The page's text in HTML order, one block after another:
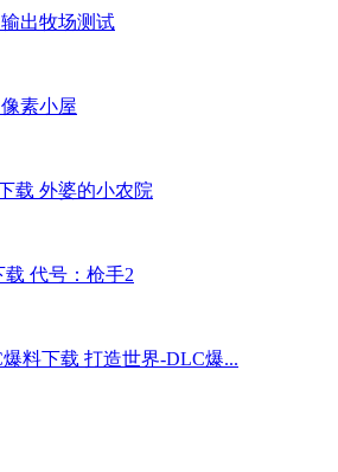
输出牧场测试
像素小屋
外婆的小农院
代号：枪手2
打造世界-DLC爆...